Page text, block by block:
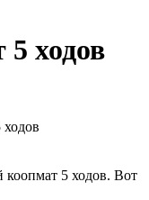
ходов
коопмат 5 ходов. Вот